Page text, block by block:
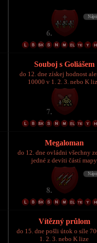
Souboj s Goliášem
do 12. dne získej hodnost
10000 v 1. 2. 3. nebo K
Megaloman
do 12. dne ovládni všechny
jedné z devíti částí mapy
Vítězný průlom
do 15. dne pošli útok o síle
1. 2. 3. nebo K lize